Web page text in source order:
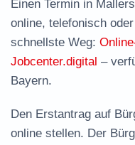
Einen Termin in
online, telefonisch
schnellste Weg:
Jobcenter.digital –
Bayern.
Den Erstantrag auf
online stellen. Der